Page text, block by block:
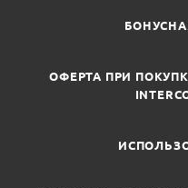
ОФЕРТА ПРИ